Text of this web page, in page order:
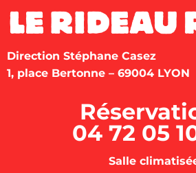
Direction Stéphane Casez
1, place Bertonne – 69004 LYON
04 72 05
Salle